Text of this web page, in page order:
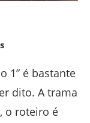
1” é bastante
dito. A trama
o roteiro é